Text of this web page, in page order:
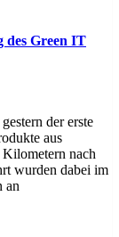
des Green IT
der erste
aus
Kilometern nach
wurden dabei im
an